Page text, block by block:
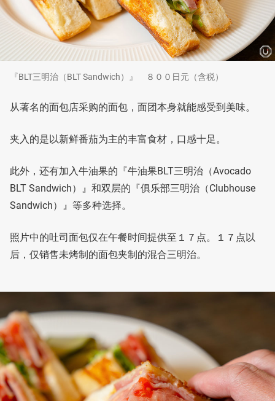
『BLT三明治（BLT Sandwich）』 ８００日元（含税）
从著名的面包店采购的面包，面团本身就能感受到美味。
夹入的是以新鲜番茄为主的丰富食材，口感十足。
此外，还有加入牛油果的『牛油果BLT三明治（Avocado
BLT Sandwich）』和双层的『俱乐部三明治（Clubhouse
Sandwich）』等多种选择。
照片中的吐司面包仅在午餐时间提供至１７点。１７点以
后，仅销售未烤制的面包夹制的混合三明治。